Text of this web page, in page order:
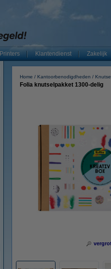
Printers Klantendienst Zakelijk
Home Kantoorbenodigdheden
Folia knutselpakket 1300-delig